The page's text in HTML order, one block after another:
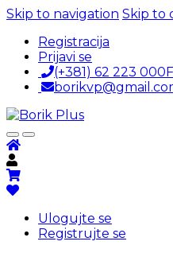
Skip to navigation Skip to
Registracija
Prijavi se
(+381) 62 223 000
Ulogujte se
Registrujte se